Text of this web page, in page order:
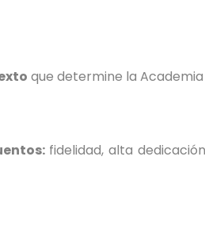
que determine la
fidelidad, alta